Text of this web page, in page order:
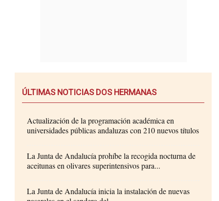
ÚLTIMAS NOTICIAS DOS HERMANAS
Actualización de la programación académica en
universidades públicas andaluzas con 210 nuevos títulos
La Junta de Andalucía prohíbe la recogida nocturna de
aceitunas en olivares superintensivos para...
La Junta de Andalucía inicia la instalación de nuevas